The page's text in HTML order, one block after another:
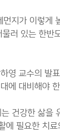
지가 이렇게
러 있는 한반
영 교수의 발
에 대비해야
건강한 삶을
에 필요한 치